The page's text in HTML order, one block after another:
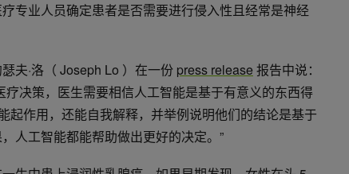
专业人员确定患者是否需要进行侵入性且经常是神经
夫·洛（ Joseph Lo ）在一份 press release 报告中说：
疗决策，医生需要相信人工智能是基于有意义的东西得
起作用，还能自我解释，并举例说明他们的结论是基于
人工智能都能帮助做出更好的决定。”